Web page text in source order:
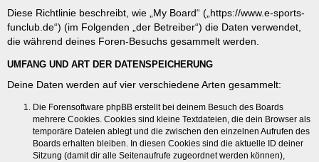
Diese Richtlinie beschreibt, wie „My Board“ („https://www.e-sports-
funclub.de“) (im Folgenden „der Betreiber“) die Daten verwendet,
die während deines Foren-Besuchs gesammelt werden.
UMFANG UND ART DER DATENSPEICHERUNG
Deine Daten werden auf vier verschiedene Arten gesammelt:
Die Forensoftware phpBB erstellt bei deinem Besuch des Boards
mehrere Cookies. Cookies sind kleine Textdateien, die dein Browser als
temporäre Dateien ablegt und die zwischen den einzelnen Aufrufen des
Boards erhalten bleiben. In diesen Cookies sind die aktuelle ID deiner
Sitzung (damit dir alle Seitenaufrufe zugeordnet werden können),